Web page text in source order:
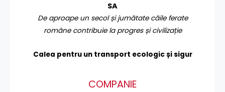
SA
De aproape un secol și jumătate căile ferate
române contribuie la progres și civilizație
Calea pentru un transport ecologic și sigur
COMPANIE